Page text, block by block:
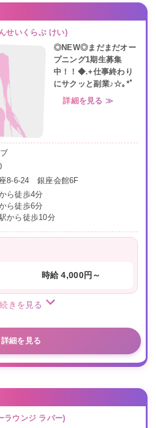
せいくらぶ けい)
◎NEW◎まだまだオー
プニング1期生募集
中！！◆.+仕事終わり
にサクッと副業♪☆｡*ﾟ
詳細を見る ≫
8-6-24 銀座会館6F
ら徒歩4分
ら徒歩6分
から徒歩10分
時給 4,000円～
続きを見る
詳細を見る
ラウンジ ラバー)